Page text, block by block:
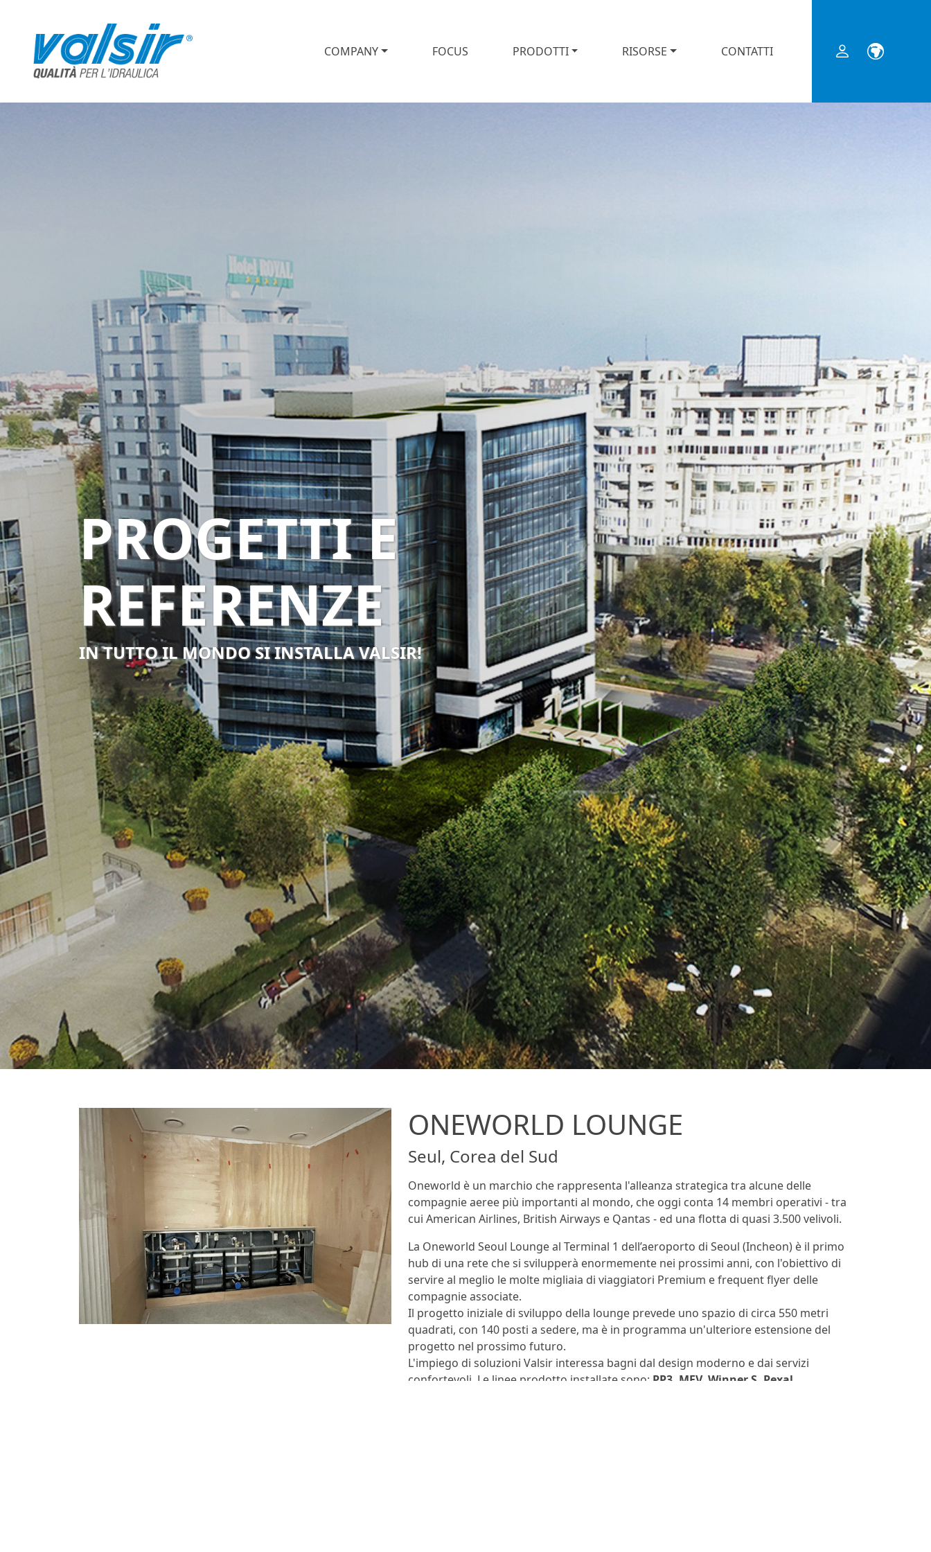
COMPANY FOCUS PRODOTTI RISORSE CONTATTI
PROGETTI E
REFERENZE
IN TUTTO IL MONDO SI INSTALLA VALSIR!
ONEWORLD LOUNGE
Seul, Corea del Sud
Oneworld è un marchio che rappresenta l'alleanza strategica tra alcune delle
compagnie aeree più importanti al mondo, che oggi conta 14 membri operativi - tra
cui American Airlines, British Airways e Qantas - ed una flotta di quasi 3.500 velivoli.
La Oneworld Seoul Lounge al Terminal 1 dell’aeroporto di Seoul (Incheon) è il primo
hub di una rete che si svilupperà enormemente nei prossimi anni, con l'obiettivo di
servire al meglio le molte migliaia di viaggiatori Premium e frequent flyer delle
compagnie associate.
Il progetto iniziale di sviluppo della lounge prevede uno spazio di circa 550 metri
quadrati, con 140 posti a sedere, ma è in programma un'ulteriore estensione del
progetto nel prossimo futuro.
L'impiego di soluzioni Valsir interessa bagni dal design moderno e dai servizi
confortevoli. Le linee prodotto installate sono: PP3, MFV, Winner S, Pexal,